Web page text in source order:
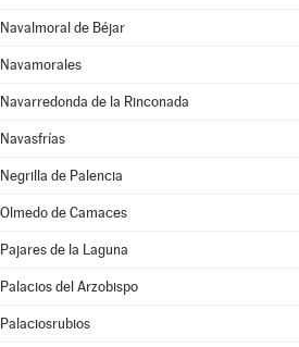
Navalmoral de Béjar
Navamorales
Navarredonda de la Rinconada
Navasfrías
Negrilla de Palencia
Olmedo de Camaces
Pajares de la Laguna
Palacios del Arzobispo
Palaciosrubios